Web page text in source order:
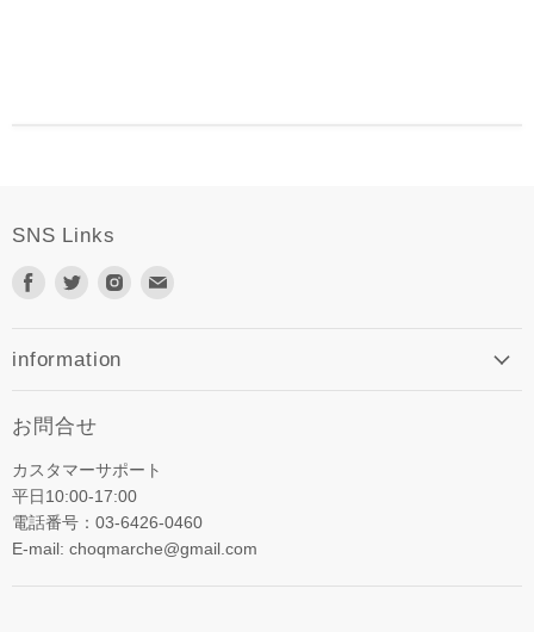
SNS Links
Facebook
つ
く
だ
さ
い
Twitter
つ
く
だ
さ
い
Instagram
さ
い
く
だ
information
お問合せ
カスタマーサポート
平日10:00-17:00
電話番号：03-6426-0460
E-mail: choqmarche@gmail.com